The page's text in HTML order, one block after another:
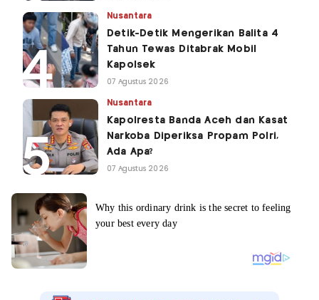
Nusantara
Detik-Detik Mengerikan Balita 4
Tahun Tewas Ditabrak Mobil
Kapolsek
07 Agustus 2026
Nusantara
Kapolresta Banda Aceh dan Kasat
Narkoba Diperiksa Propam Polri,
Ada Apa?
07 Agustus 2026